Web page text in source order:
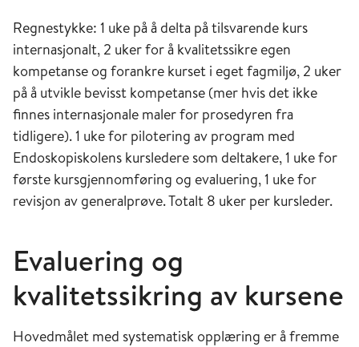
Regnestykke: 1 uke på å delta på tilsvarende kurs
internasjonalt, 2 uker for å kvalitetssikre egen
kompetanse og forankre kurset i eget fagmiljø, 2 uker
på å utvikle bevisst kompetanse (mer hvis det ikke
finnes internasjonale maler for prosedyren fra
tidligere). 1 uke for pilotering av program med
Endoskopiskolens kursledere som deltakere, 1 uke for
første kursgjennomføring og evaluering, 1 uke for
revisjon av generalprøve. Totalt 8 uker per kursleder.
Evaluering og
kvalitetssikring av kursene
Hovedmålet med systematisk opplæring er å fremme